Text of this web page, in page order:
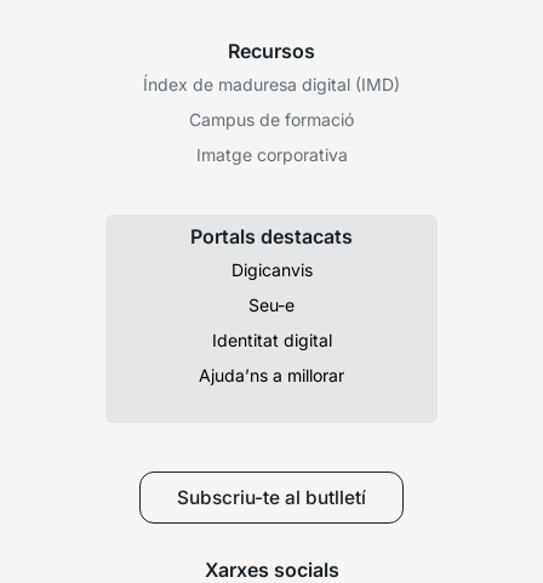
Recursos
Índex de maduresa digital (IMD)
Campus de formació
Imatge corporativa
Portals destacats
Digicanvis
Seu-e
Identitat digital
Ajuda’ns a millorar
Subscriu-te al butlletí
Xarxes socials